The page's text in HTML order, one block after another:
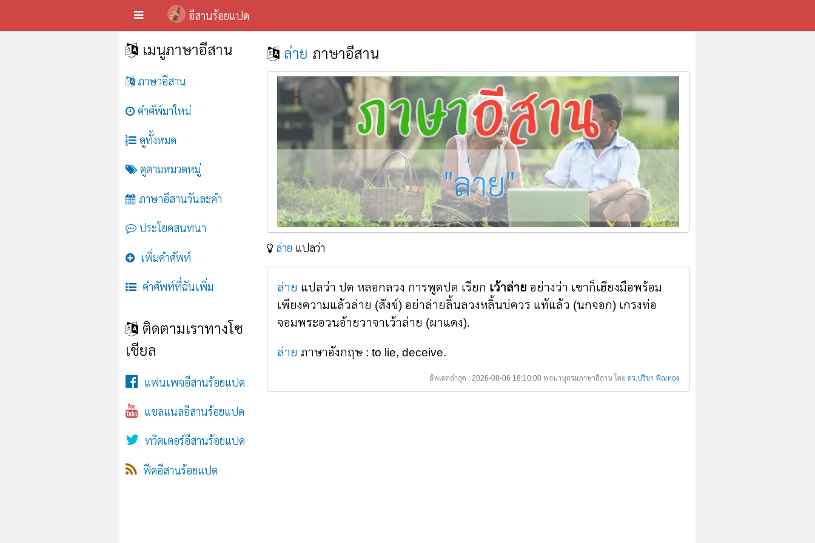
อีสานร้อยแปด
ล่าย ภาษาอีสาน
ล่าย แปลว่า
ล่าย แปลว่า ปด หลอกลวง การพูดปด เรียก เว้าล่าย อย่างว่า เขาก็เฮียงมือพร้อม
เพียงความแล้วล่าย (สังข์) อย่าล่ายลิ้นลวงหลิ้นบ่ควร แท้แล้ว (นกจอก) เกรงท่อ
จอมพระอวนอ้ายวาจาเว้าล่าย (ผาแดง).
ล่าย ภาษาอังกฤษ : to lie, deceive.
อัพเดตล่าสุด : 2026-08-06 18:10:00 พจนานุกรมภาษาอีสาน โดย ดร.ปรีชา พิณทอง
เมนูภาษาอีสาน
ภาษาอีสาน
คำศัพ์มาใหม่
ดูทั้งหมด
ดูตามหมวดหมู่
ภาษาอีสานวันละคำ
ประโยคสนทนา
เพิ่มคำศัพท์
คำศัพท์ที่ฉันเพิ่ม
ติดตามเราทางโซ
เชียล
แฟนเพจอีสานร้อยแปด
แชลแนลอีสานร้อยแปด
ทวิตเตอร์อีสานร้อยแปด
ฟีดอีสานร้อยแปด